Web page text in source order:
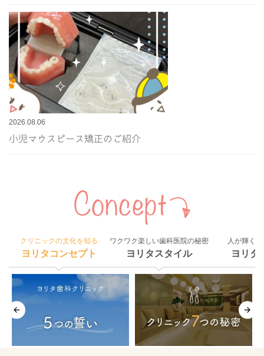
2026.08.06
小児マウスピース矯正のご紹介
クリニックの文化を知る
ヨリタコンセプト
ワクワク楽しい歯科医院の秘密
ヨリタスタイル
人が輝く
ヨリタ